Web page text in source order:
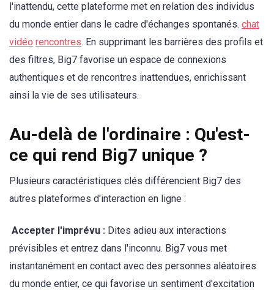
l'inattendu, cette plateforme met en relation des individus
du monde entier dans le cadre d'échanges spontanés. chat
vidéo rencontres. En supprimant les barrières des profils et
des filtres, Big7 favorise un espace de connexions
authentiques et de rencontres inattendues, enrichissant
ainsi la vie de ses utilisateurs.
Au-delà de l'ordinaire : Qu'est-
ce qui rend Big7 unique ?
Plusieurs caractéristiques clés différencient Big7 des
autres plateformes d'interaction en ligne :
Accepter l'imprévu : Dites adieu aux interactions
prévisibles et entrez dans l'inconnu. Big7 vous met
instantanément en contact avec des personnes aléatoires
du monde entier, ce qui favorise un sentiment d'excitation